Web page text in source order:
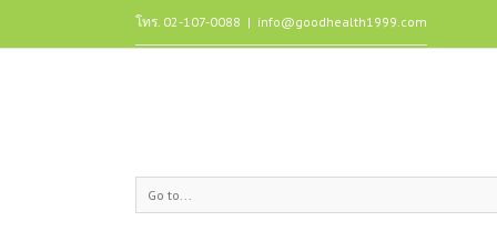
โทร. 02-107-0088 | info@goodhealth1999.com
Go to...